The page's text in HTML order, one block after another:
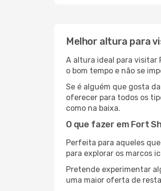
Melhor altura para
A altura ideal para visitar
o bom tempo e não se
Se é alguém que gosta
oferecer para todos os
como na baixa.
O que fazer em Fort
Perfeita para aqueles
para explorar os marcos
Pretende experimentar
uma maior oferta de